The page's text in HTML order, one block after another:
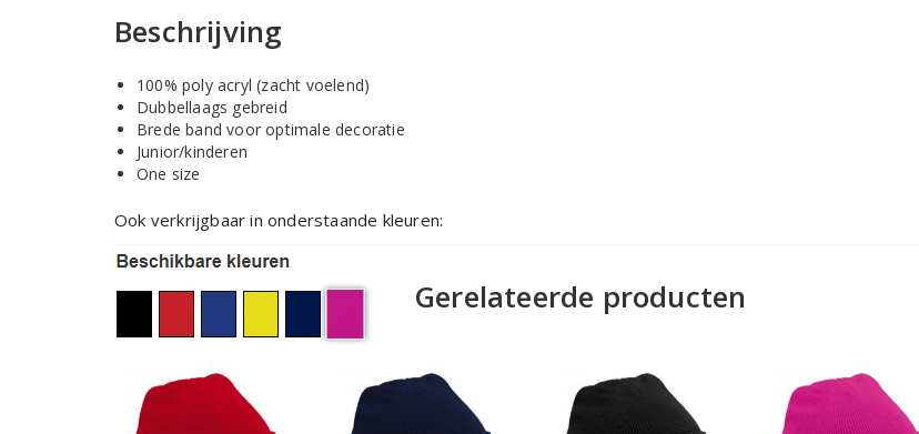
Beschrijving
100% poly acryl (zacht voelend)
Dubbellaags gebreid
Brede band voor optimale decoratie
Junior/kinderen
One size
Ook verkrijgbaar in onderstaande kleuren:
Gerelateerde producten